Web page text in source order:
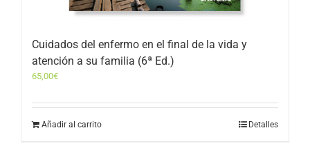
Cuidados del enfermo en el final de la vida y
atención a su familia (6ª Ed.)
65,00€
Añadir al carrito Detalles